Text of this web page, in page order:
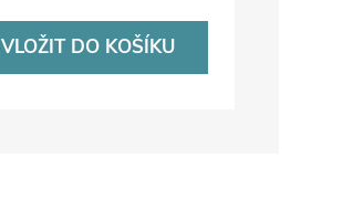
VLOŽIT DO KOŠÍKU